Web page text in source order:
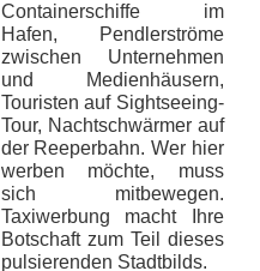
Containerschiffe im
Hafen, Pendlerströme
zwischen Unternehmen
und Medienhäusern,
Touristen auf Sightseeing-
Tour, Nachtschwärmer auf
der Reeperbahn. Wer hier
werben möchte, muss
sich mitbewegen.
Taxiwerbung macht Ihre
Botschaft zum Teil dieses
pulsierenden Stadtbilds.